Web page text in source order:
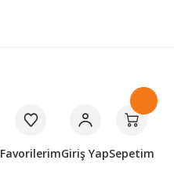
FavorilerimGiriş YapSepetim